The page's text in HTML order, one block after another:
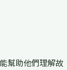
幫助他們理解故